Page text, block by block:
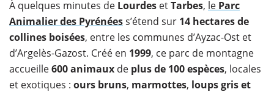
À quelques minutes de Lourdes etTarbes, le Parc
Animalier des Pyrénéess’étend sur 14 hectares de
collines boisées, entre les communes d’Ayzac-Ost et
d’Argelès-Gazost. Créé en 1999, ce parc de montagne
accueille600 animaux de plus de 100 espèces, locales
et exotiques : ours bruns, marmottes, loups gris et